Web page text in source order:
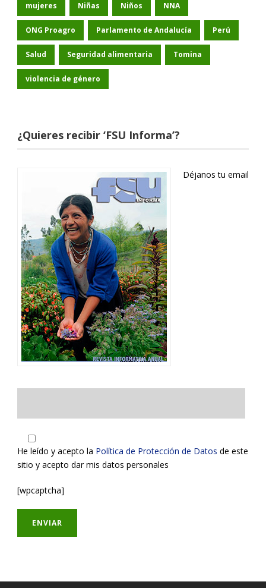
mujeres Niñas Niños NNA
ONG Proagro Parlamento de Andalucía Perú
Salud Seguridad alimentaria Tomina
violencia de género
¿Quieres recibir ‘FSU Informa’?
Déjanos tu email
He leído y acepto la Política de Protección de Datos de este
sitio y acepto dar mis datos personales
[wpcaptcha]